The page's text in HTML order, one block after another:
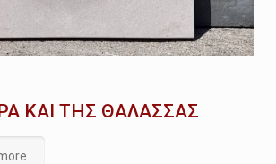
ΚΑΙ ΤΗΣ ΘΑΛΑΣΣΑΣ